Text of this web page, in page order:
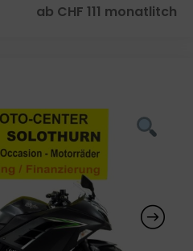
ab CHF 111 monatlitch